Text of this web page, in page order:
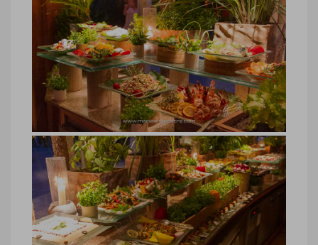
Soneva Fushi, buffet desserts
Soneva Fushi, buffet desserts © Marie-
Ange Ostré
Soneva Fushi, buffet dîner
Soneva Fushi, buffet dîner © Marie-